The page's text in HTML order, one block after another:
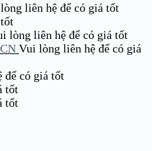
liên hệ để có giá tốt
lòng liên hệ để có giá tốt
Vui lòng liên hệ để có giá
để có giá tốt
tốt
tốt